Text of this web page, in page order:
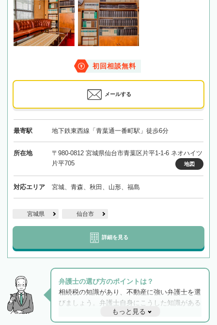
初回相談無料
メールする
最寄駅 地下鉄東西線「青葉通一番町駅」徒歩6分
所在地
〒980-0812 宮城県仙台市青葉区片平1-1-6 ネオハイツ
片平705
地図
対応エリア 宮城、青森、秋田、山形、福島
宮城県 仙台市
詳細を見る
弁護士の選び方のポイントは？
相続税の知識があり、不動産に強い弁護士を選
びましょう。弁護士自身にこうした知識がある
と他士業との連携もスムーズに進み、トラブル
もっと見る